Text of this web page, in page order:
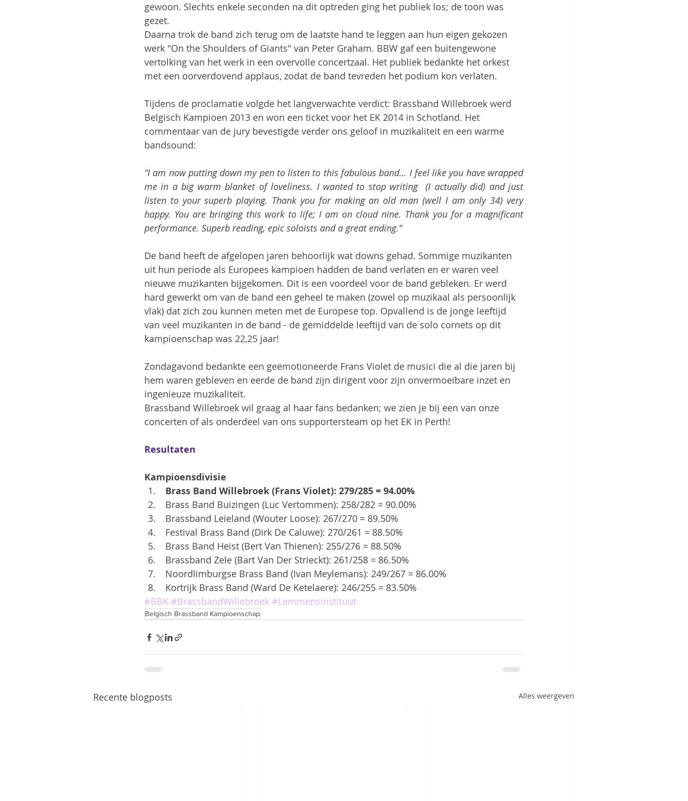
gewoon. Slechts enkele seconden na dit optreden ging het publiek los; de toon was
gezet.
Daarna trok de band zich terug om de laatste hand te leggen aan hun eigen gekozen
werk "On the Shoulders of Giants" van Peter Graham. BBW gaf een buitengewone
vertolking van het werk in een overvolle concertzaal. Het publiek bedankte het orkest
met een oorverdovend applaus, zodat de band tevreden het podium kon verlaten.
Tijdens de proclamatie volgde het langverwachte verdict: Brassband Willebroek werd
Belgisch Kampioen 2013 en won een ticket voor het EK 2014 in Schotland. Het
commentaar van de jury bevestigde verder ons geloof in muzikaliteit en een warme
bandsound:
“I am now putting down my pen to listen to this fabulous band… I feel like you have wrapped
me in a big warm blanket of loveliness. I wanted to stop writing  (I actually did) and just
listen to your superb playing. Thank you for making an old man (well I am only 34) very
happy. You are bringing this work to life; I am on cloud nine. Thank you for a magnificant
performance. Superb reading, epic soloists and a great ending."
De band heeft de afgelopen jaren behoorlijk wat downs gehad. Sommige muzikanten
uit hun periode als Europees kampioen hadden de band verlaten en er waren veel
nieuwe muzikanten bijgekomen. Dit is een voordeel voor de band gebleken. Er werd
hard gewerkt om van de band een geheel te maken (zowel op muzikaal als persoonlijk
vlak) dat zich zou kunnen meten met de Europese top. Opvallend is de jonge leeftijd
van veel muzikanten in de band - de gemiddelde leeftijd van de solo cornets op dit
kampioenschap was 22,25 jaar!
Zondagavond bedankte een geëmotioneerde Frans Violet de musici die al die jaren bij
hem waren gebleven en eerde de band zijn dirigent voor zijn onvermoeibare inzet en
ingenieuze muzikaliteit.
Brassband Willebroek wil graag al haar fans bedanken; we zien je bij een van onze
concerten of als onderdeel van ons supportersteam op het EK in Perth!
Resultaten
Kampioensdivisie
Brass Band Willebroek (Frans Violet): 279/285 = 94.00%
Brass Band Buizingen (Luc Vertommen): 258/282 = 90.00%
Brassband Leieland (Wouter Loose): 267/270 = 89.50%
Festival Brass Band (Dirk De Caluwe): 270/261 = 88.50%
Brass Band Heist (Bert Van Thienen): 255/276 = 88.50%
Brassband Zele (Bart Van Der Strieckt): 261/258 = 86.50%
Noordlimburgse Brass Band (Ivan Meylemans): 249/267 = 86.00%
Kortrijk Brass Band (Ward De Ketelaere): 246/255 = 83.50%
#BBK #BrassbandWillebroek #Lemmensinstituut
Belgisch Brassband Kampioenschap
Recente blogposts Alles weergeven